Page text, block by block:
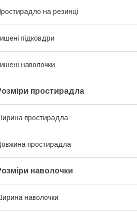
на резинці
підковдри
наволочки
простирадла
простирадла
простирадла
наволочки
наволочки